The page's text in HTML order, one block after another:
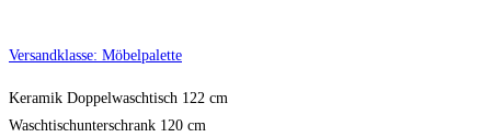
Versandklasse: Möbelpalette
Keramik Doppelwaschtisch 122 cm
Waschtischunterschrank 120 cm